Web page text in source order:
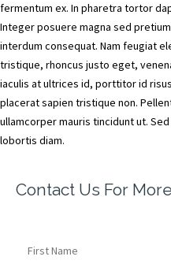
fermentum ex. In pharetra tortor
Integer posuere magna sed
interdum consequat. Nam feugiat
tristique, rhoncus justo eget,
iaculis at ultrices id, porttitor id
placerat sapien tristique non.
ullamcorper mauris tincidunt ut.
lobortis diam.
Contact Us For